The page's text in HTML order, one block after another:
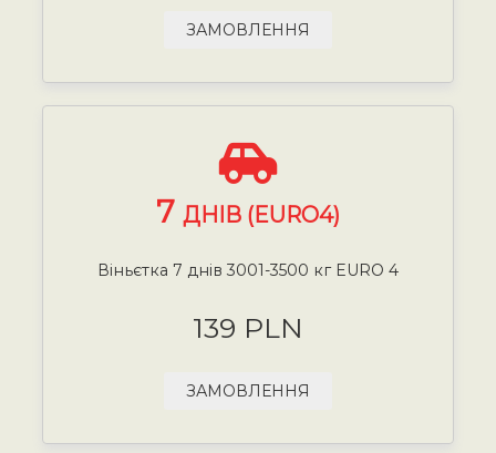
ЗАМОВЛЕННЯ
7 ДНІВ (EURO4)
Віньєтка 7 днів 3001-3500 кг EURO 4
139 PLN
ЗАМОВЛЕННЯ